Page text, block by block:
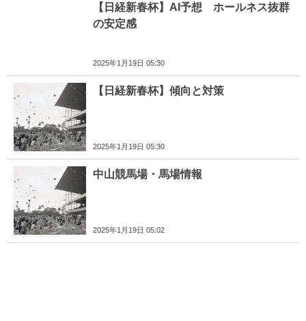
【日経新春杯】AI予想 ホールネス抜群
の安定感
2025年1月19日 05:30
【日経新春杯】傾向と対策
2025年1月19日 05:30
中山競馬場・馬場情報
2025年1月19日 05:02